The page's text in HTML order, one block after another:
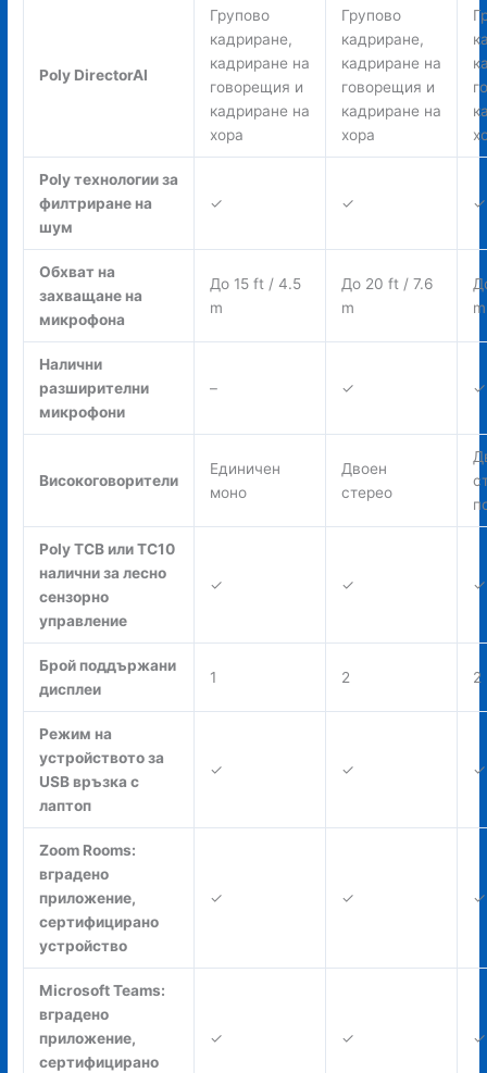
Poly DirectorAI
Групово
кадриране,
кадриране на
говорещия и
кадриране на
хора
Групово
кадриране,
кадриране на
говорещия и
кадриране на
хора
Poly технологии за
филтриране на
шум
✓ ✓ ✓
Обхват на
захващане на
микрофона
До 15 ft / 4.5
m
До 20 ft / 7.6
m
m
Налични
разширителни
микрофони
– ✓ ✓
Високоговорители
Единичен
моно
Двоен
стерео
Poly TCB или TC10
налични за лесно
сензорно
управление
✓ ✓ ✓
Брой поддържани
дисплеи
1 2 2
Режим на
устройството за
USB връзка с
лаптоп
✓ ✓ ✓
Zoom Rooms:
вградено
приложение,
сертифицирано
устройство
✓ ✓ ✓
Microsoft Teams:
вградено
приложение,
сертифицирано
✓ ✓ ✓